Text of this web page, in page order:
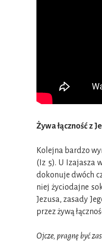
Żywa łączność z
Kolejna bardzo
(Iz 5). U Izajasza
dokonuje dwóch
niej życiodajne
Jezusa, zasady
przez żywą
Ojcze, pragnę być